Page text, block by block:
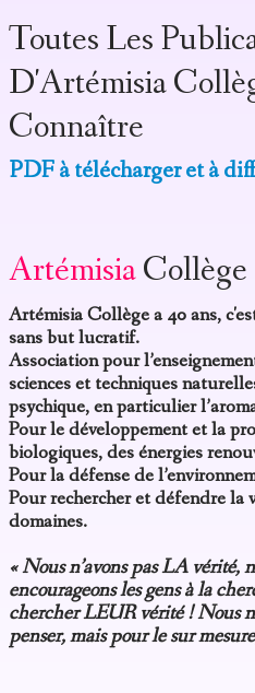
Toutes Les
D'Artémisia
Connaître
PDF à télécharger et à
ArtémisiaCollège
Artémisia Collège a 40 ans,
sans but lucratif.
Association pour
sciences et techniques
psychique, en particulier
Pour le développement et la
biologiques, des énergies
Pour la défense de
Pour rechercher et défendre la
domaines.
« Nous n’avons pas LA vérité,
encourageons les gens à la
chercher LEUR vérité ! Nous
penser, mais pour le sur